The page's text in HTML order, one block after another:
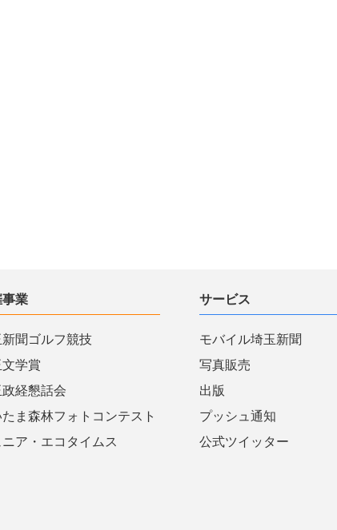
事業
聞ゴルフ競技
学賞
経懇話会
たま森林フォトコンテスト
ニア・エコタイムス
サービス
モバイル埼玉新聞
写真販売
出版
プッシュ通知
公式ツイッター